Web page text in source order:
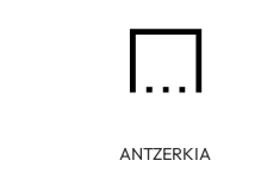
ANTZERKIA